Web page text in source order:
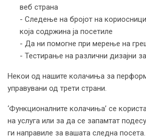
веб страна
- Следење на бројот на
која содржина ја посетиле
- Да ни помогне при мерење на
- Тестирање на различни дизајни
Некои од нашите колачиња за
управувани од трети страни.
‘Функционалните колачиња’ се
на услуга или за да се запамтат
ги направиле за вашата следна посета.